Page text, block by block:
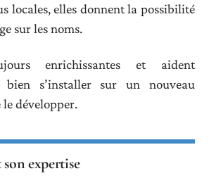
locales, elles donnent la possibilité
sur les noms.
enrichissantes et aident
bien s’installer sur un nouveau
le développer.
expertise